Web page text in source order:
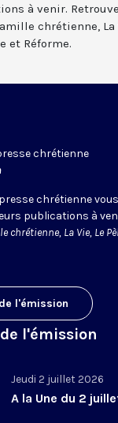
à venir.
chrétienne, La
et Réforme.
chrétienne
chrétienne
publications à
chrétienne, La Vie, Le
l'émission
l'émission
Jeudi 2 juillet 2026
A la Une du 2